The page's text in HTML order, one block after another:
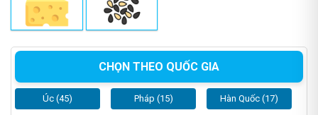
CHỌN THEO QUỐC GIA
Úc (45) Pháp (15) Hàn Quốc (17)